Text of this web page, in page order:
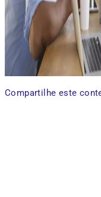
Compartilhe este